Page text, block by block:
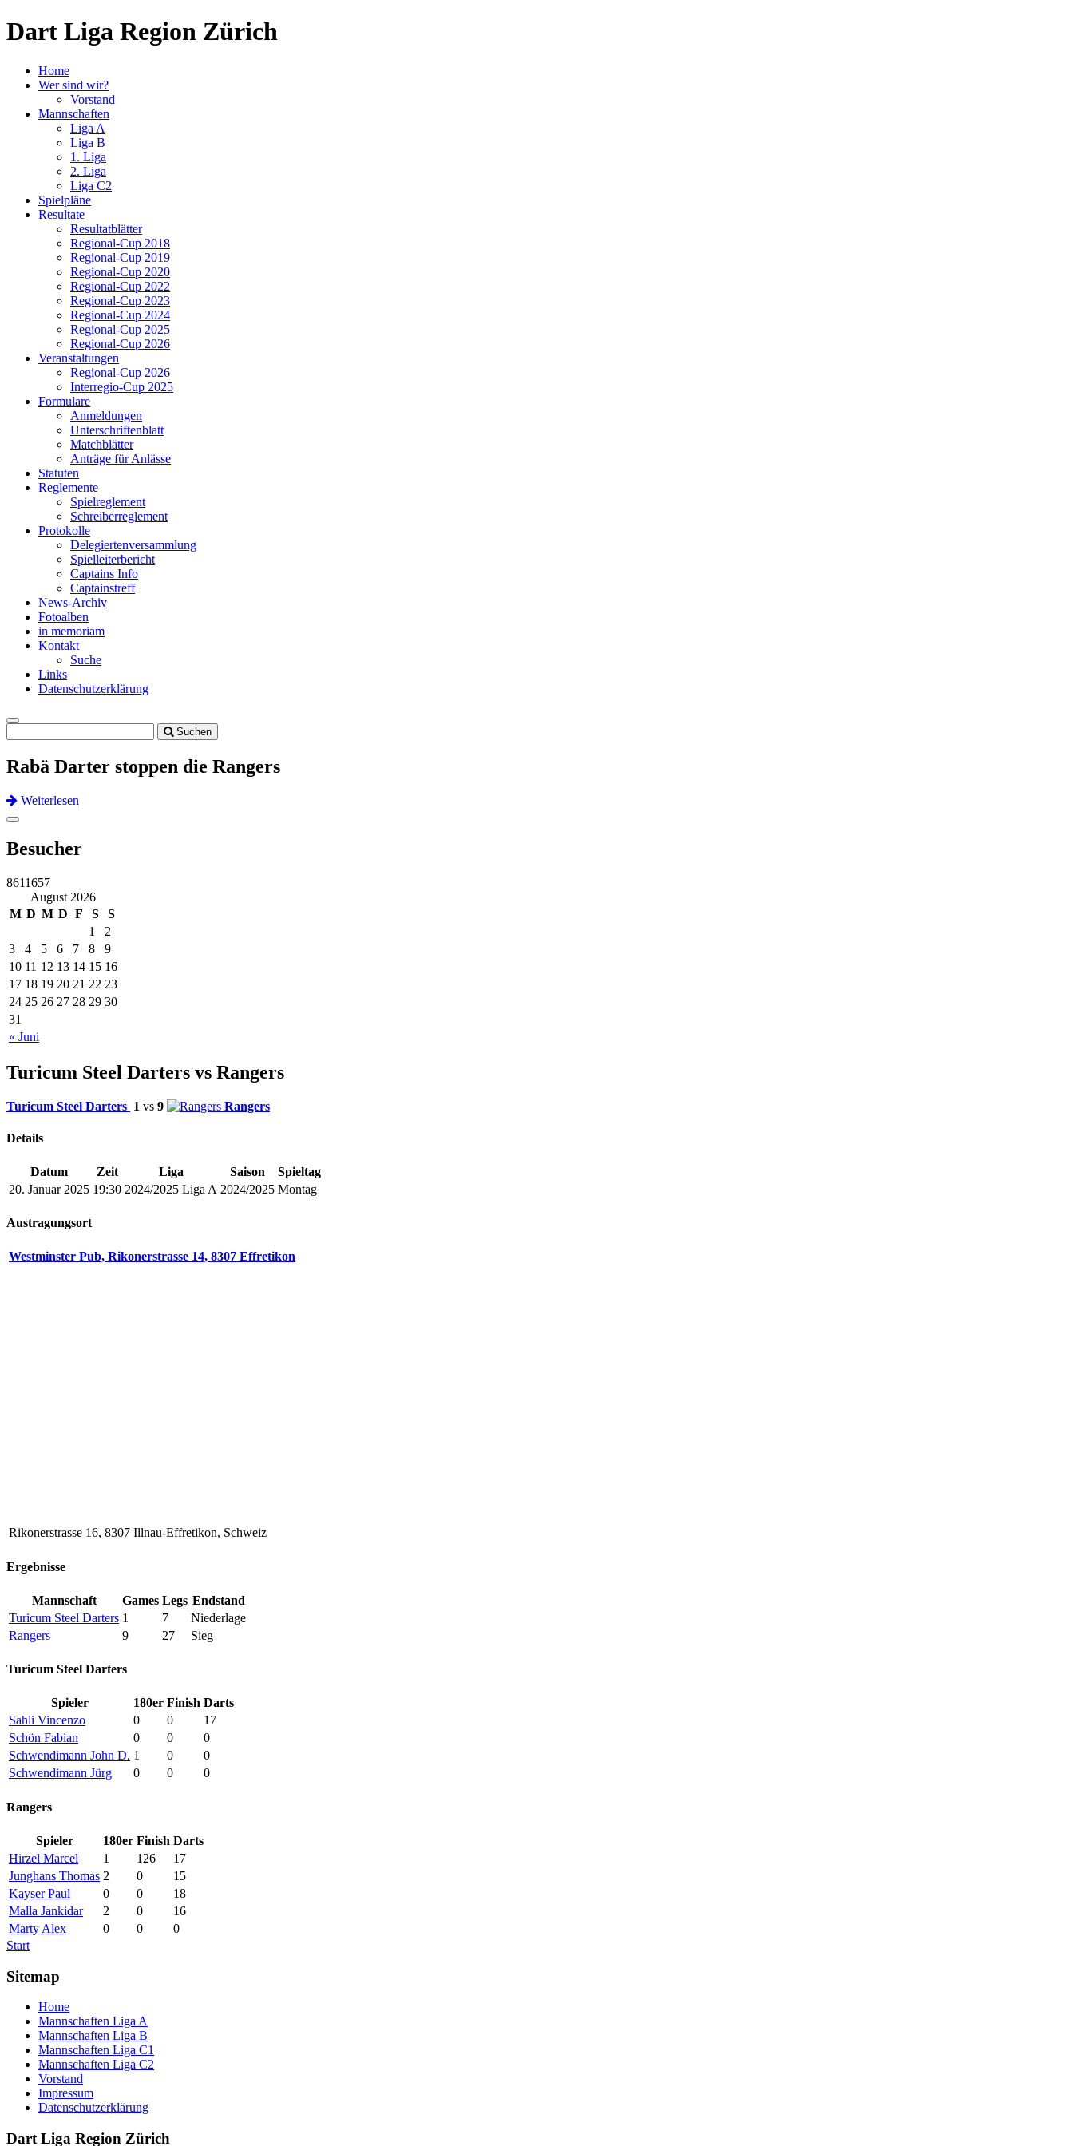
Dart Liga Region Zürich
Home
Wer sind wir?
Vorstand
Mannschaften
Liga A
Liga B
1. Liga
2. Liga
Liga C2
Spielpläne
Resultate
Resultatblätter
Regional-Cup 2018
Regional-Cup 2019
Regional-Cup 2020
Regional-Cup 2022
Regional-Cup 2023
Regional-Cup 2024
Regional-Cup 2025
Regional-Cup 2026
Veranstaltungen
Regional-Cup 2026
Interregio-Cup 2025
Formulare
Anmeldungen
Unterschriftenblatt
Matchblätter
Anträge für Anlässe
Statuten
Reglemente
Spielreglement
Schreiberreglement
Protokolle
Delegiertenversammlung
Spielleiterbericht
Captains Info
Captainstreff
News-Archiv
Fotoalben
in memoriam
Kontakt
Suche
Links
Datenschutzerklärung
Toggle
navigation
Suchen
Rabä Darter stoppen die Rangers
Weiterlesen
Previous
Next
Toggle
Besucher
8611657
August 2026
M D M D F S S
« Juni
1
2
3
4 5 6 7 8
9
10 11 12 13 14 15 16
17 18 19 20 21 22 23
24 25 26 27 28 29 30
31
Turicum Steel Darters vs Rangers
Turicum Steel Darters 1 vs 9 Rangers
Details
Datum Zeit Liga Saison
Spieltag
20. Januar 2025 19:30 2024/2025 Liga A 2024/2025 Montag
Austragungsort
Westminster Pub, Rikonerstrasse 14, 8307 Effretikon
Rikonerstrasse 16, 8307 Illnau-Effretikon, Schweiz
Ergebnisse
Mannschaft Games Legs Endstand
Turicum Steel Darters 1 7
Niederlage
Rangers
9 27 Sieg
Turicum Steel Darters
Spieler 180er Finish Darts
Sahli Vincenzo
0 0
17
Schön Fabian
0 0
0
Schwendimann John D. 1 0
0
Schwendimann Jürg
0 0 0
Rangers
Spieler 180er Finish Darts
Hirzel Marcel
1 126
17
Junghans Thomas 2 0
15
Kayser Paul
0 0
18
Malla Jankidar
2 0
16
Marty Alex
0 0
0
Start
Sitemap
Home
Mannschaften Liga A
Mannschaften Liga B
Mannschaften Liga C1
Mannschaften Liga C2
Vorstand
Impressum
Datenschutzerklärung
Dart Liga Region Zürich